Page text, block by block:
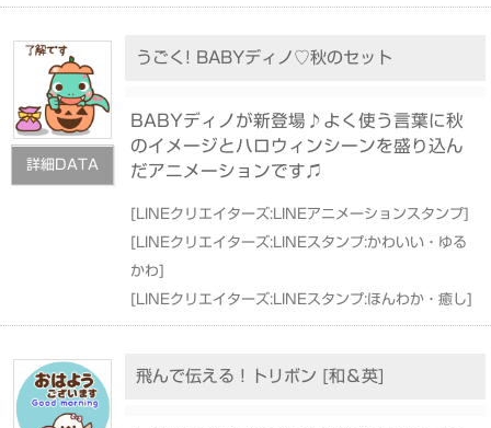
詳細DATA
うごく! BABYディノ♡秋のセット
BABYディノが新登場♪よく使う言葉に秋
のイメージとハロウィンシーンを盛り込ん
だアニメーションです♫
[ LINEクリエイターズ:LINEアニメーションスタンプ]
[ LINEクリエイターズ:LINEスタンプ:かわいい・ゆる
かわ]
[ LINEクリエイターズ:LINEスタンプ:ほんわか・癒し]
飛んで伝える ! トリボン [和＆英]